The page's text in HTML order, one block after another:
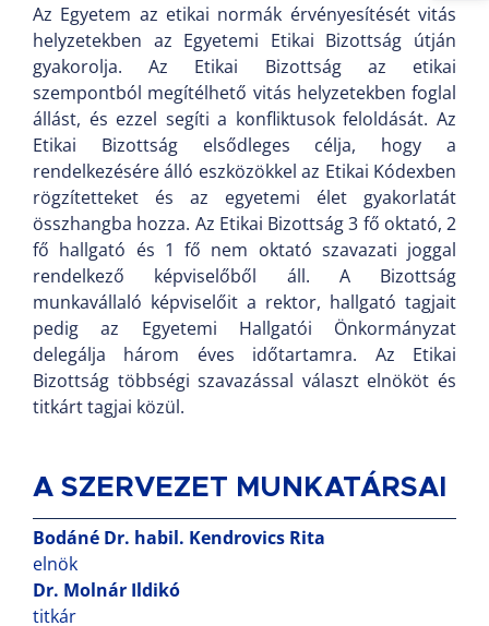
Az Egyetem az etikai normák érvényesítését vitás
helyzetekben az Egyetemi Etikai Bizottság útján
gyakorolja. Az Etikai Bizottság az etikai
szempontból megítélhető vitás helyzetekben foglal
állást, és ezzel segíti a konfliktusok feloldását. Az
Etikai Bizottság elsődleges célja, hogy a
rendelkezésére álló eszközökkel az Etikai Kódexben
rögzítetteket és az egyetemi élet gyakorlatát
összhangba hozza. Az Etikai Bizottság 3 fő oktató, 2
fő hallgató és 1 fő nem oktató szavazati joggal
rendelkező képviselőből áll. A Bizottság
munkavállaló képviselőit a rektor, hallgató tagjait
pedig az Egyetemi Hallgatói Önkormányzat
delegálja három éves időtartamra. Az Etikai
Bizottság többségi szavazással választ elnököt és
titkárt tagjai közül.
A SZERVEZET MUNKATÁRSAI
Bodáné Dr. habil. Kendrovics Rita
elnök
Dr. Molnár Ildikó
titkár